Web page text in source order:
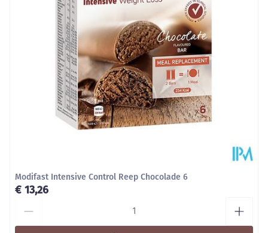
Modifast Intensive Control Reep Chocolade 6
€ 13,26